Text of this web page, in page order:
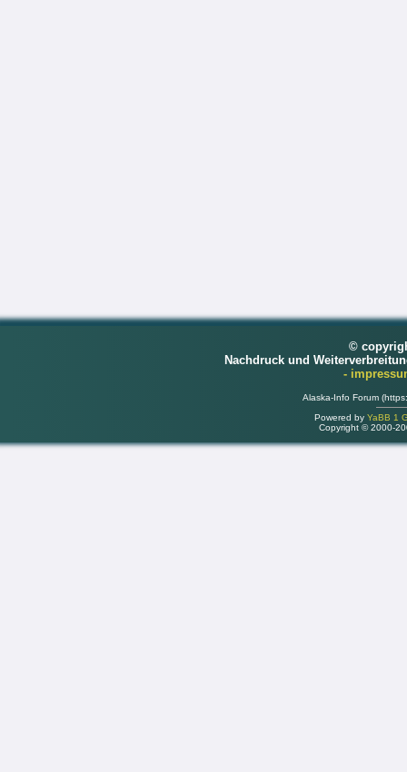
©
Nachdruck und
-
Alaska-Info Forum
Powered by YaBB 1
Copyright © 2000-